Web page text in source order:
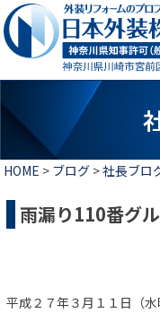
HOME > ブログ>社長ブロ
雨漏り110番グ
平成２７年３月１１日（水